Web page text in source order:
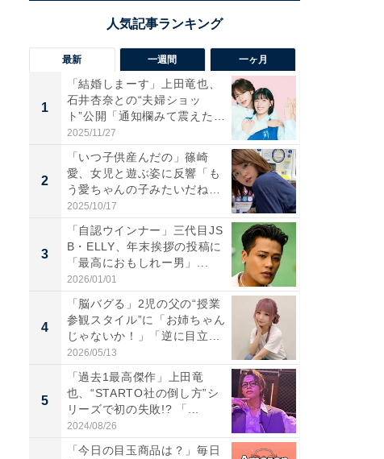
最新 一週間 一ヶ月
1
「結婚しまーす」上田竜也、
石井杏奈との“夫婦ショッ
ト”公開「通知欄みて震えた」
「...
2025/11/27
2
「いつ子供産んだの」篠崎
愛、女児と遊ぶ姿に反響「も
う愛ちゃんの子みたいだね」
「完...
2025/10/17
3
「自認ウインナー」三代目JS
B・ELLY、年末挨拶の投稿に
「最高におもしれー男」...
2026/01/01
4
「脳バグる」2児の父の“授業
参観スタイル”に「お姉ちゃん
じゃないか！」「逆に目立...
2026/05/13
5
「過去1最高傑作」上田竜
也、“STARTO社の倒し方”シ
リーズで初の失敗!? 「...
2024/08/26
「今日の目玉商品は？」毎日